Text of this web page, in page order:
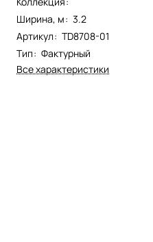
Ширина, м: 3.2
Артикул: TD8708-01
Тип: Фактурный
Все характеристики